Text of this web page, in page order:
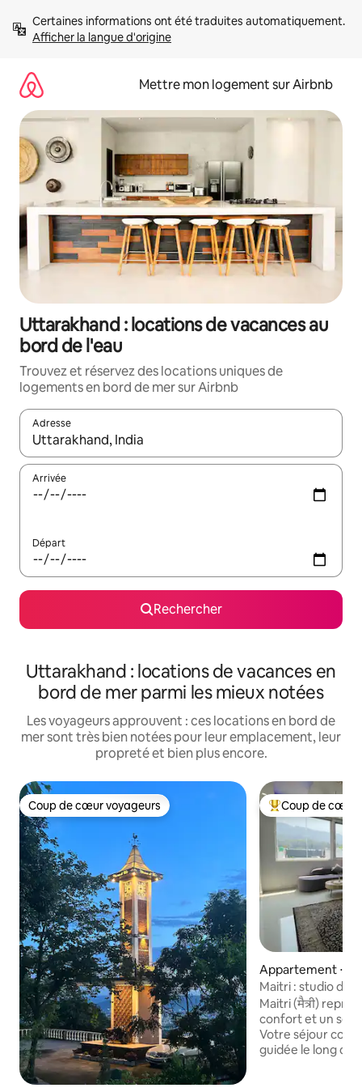
directement
Afficher la langue d'origine
Mettre mon logement sur Airbnb
Uttarakhand : locations de vacances au
bord de l'eau
Trouvez et réservez des locations uniques de
logements en bord de mer sur Airbnb
Adresse
Lorsque les résultats s'affichent, utilisez les flèches vers le
Arrivée
Départ
Rechercher
Uttarakhand : locations de vacances en
bord de mer parmi les mieux notées
Les voyageurs approuvent : ces locations en bord de
mer sont très bien notées pour leur emplacement, leur
propreté et bien plus encore.
Coup de cœur voyageurs
Coup de cœur voyageurs Coups de cœur
Coup de cœur
Appartement ⋅
Maitri : studio de
Aarti VIP
Maitri (मैत्री)
confort et un
Votre séjour
guidée le long de